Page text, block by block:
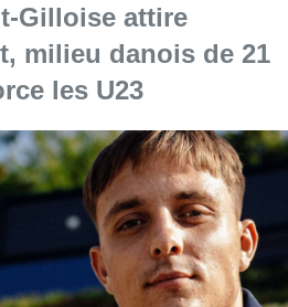
Gilloise attire
milieu danois de 21
les U23